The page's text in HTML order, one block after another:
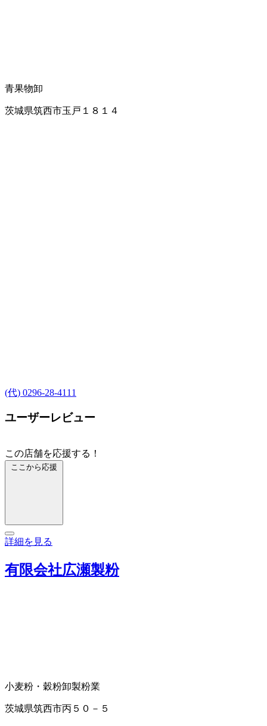
青果物卸
茨城県筑西市玉戸１８１４
(代) 0296-28-4111
ユーザーレビュー
この店舗を応援する！
ここから応援
詳細を見る
有限会社広瀬製粉
小麦粉・穀粉卸製粉業
茨城県筑西市丙５０－５